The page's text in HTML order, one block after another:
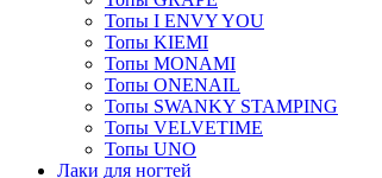
Топы I ENVY YOU
Топы KIEMI
Топы MONAMI
Топы ONENAIL
Топы SWANKY STAMPING
Топы VELVETIME
Топы UNO
Лаки для ногтей